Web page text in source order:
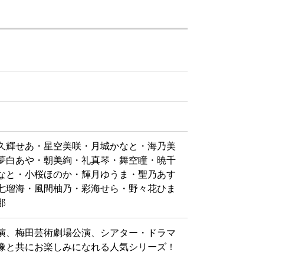
輝せあ・星空美咲・月城かなと・海乃美
白あや・朝美絢・礼真琴・舞空瞳・暁千
と・小桜ほのか・輝月ゆうま・聖乃あす
海・風間柚乃・彩海せら・野々花ひま
、梅田芸術劇場公演、シアター・ドラマ
共にお楽しみになれる人気シリーズ！